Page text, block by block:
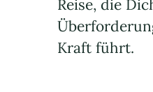
Reise, die
Kraft führt.